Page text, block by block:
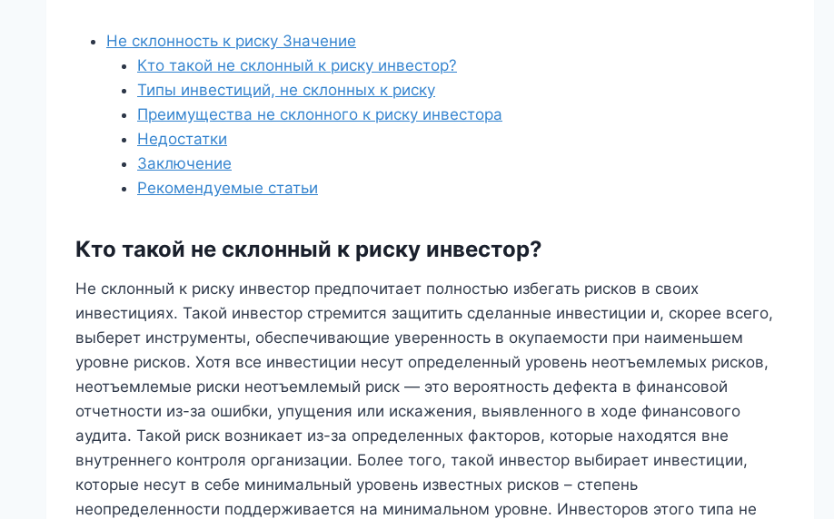
Не склонность к риску Значение
Кто такой не склонный к риску инвестор?
Типы инвестиций, не склонных к риску
Преимущества не склонного к риску инвестора
Недостатки
Заключение
Рекомендуемые статьи
Кто такой не склонный к риску инвестор?
Не склонный к риску инвестор предпочитает полностью избегать рисков в своих
инвестициях. Такой инвестор стремится защитить сделанные инвестиции и, скорее всего,
выберет инструменты, обеспечивающие уверенность в окупаемости при наименьшем
уровне рисков. Хотя все инвестиции несут определенный уровень неотъемлемых рисков,
неотъемлемые риски неотъемлемый риск — это вероятность дефекта в финансовой
отчетности из-за ошибки, упущения или искажения, выявленного в ходе финансового
аудита. Такой риск возникает из-за определенных факторов, которые находятся вне
внутреннего контроля организации. Более того, такой инвестор выбирает инвестиции,
которые несут в себе минимальный уровень известных рисков – степень
неопределенности поддерживается на минимальном уровне. Инвесторов этого типа не